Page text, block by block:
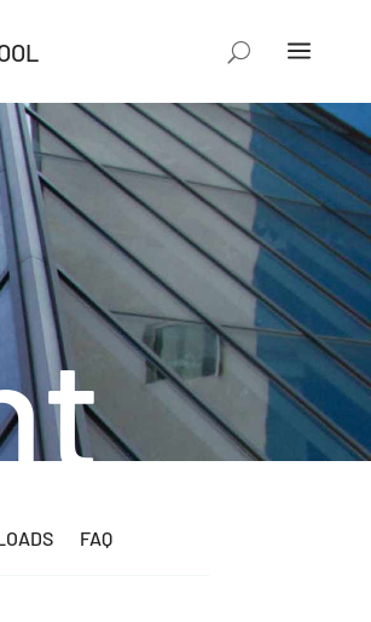
FAQ